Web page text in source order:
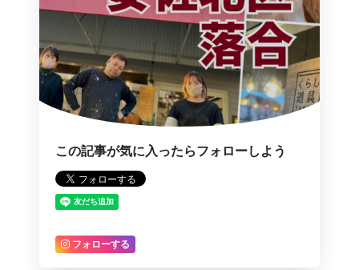
この記事が気に入ったらフォローしよう
フォローする